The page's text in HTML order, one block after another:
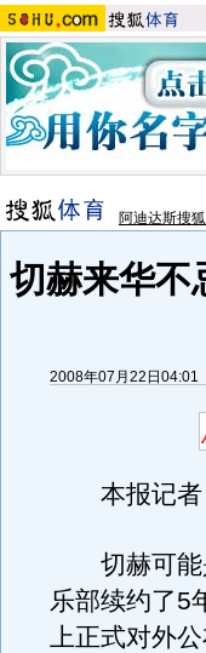
阿迪达斯搜
切赫来华不
2008年07月22日04:01
本报记者
切赫可能
乐部续约了5
上正式对外